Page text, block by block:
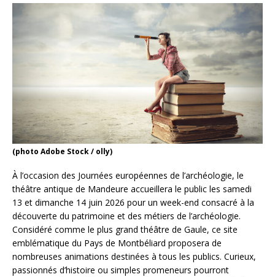
(photo Adobe Stock / olly)
À l’occasion des Journées européennes de l’archéologie, le
théâtre antique de Mandeure accueillera le public les samedi
13 et dimanche 14 juin 2026 pour un week-end consacré à la
découverte du patrimoine et des métiers de l’archéologie.
Considéré comme le plus grand théâtre de Gaule, ce site
emblématique du Pays de Montbéliard proposera de
nombreuses animations destinées à tous les publics. Curieux,
passionnés d’histoire ou simples promeneurs pourront